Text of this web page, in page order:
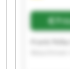
Frank